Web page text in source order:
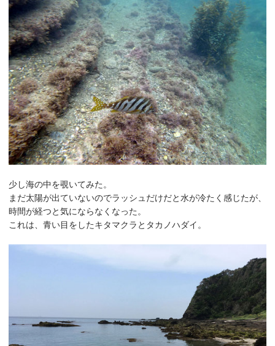
少し海の中を覗いてみた。
まだ太陽が出ていないのでラッシュだけだと水が冷たく感じたが、
時間が経つと気にならなくなった。
これは、青い目をしたキタマクラとタカノハダイ。